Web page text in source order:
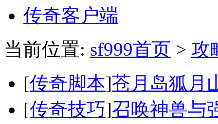
传奇客户端
当前位置: sf999首页 > 攻
[传奇脚本]苍月岛狐月
[传奇技巧]召唤神兽与